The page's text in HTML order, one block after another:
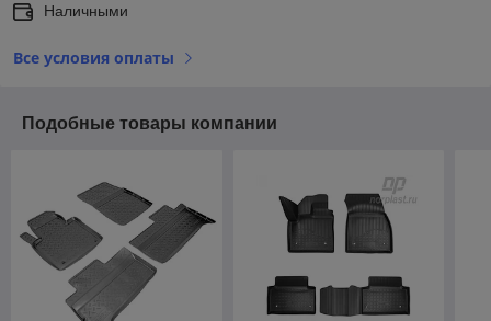
Наличными
Все условия оплаты
Подобные товары компании